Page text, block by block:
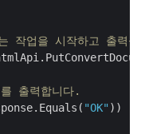
작업을 시작하고 출력
출력합니다.
"OK" ))